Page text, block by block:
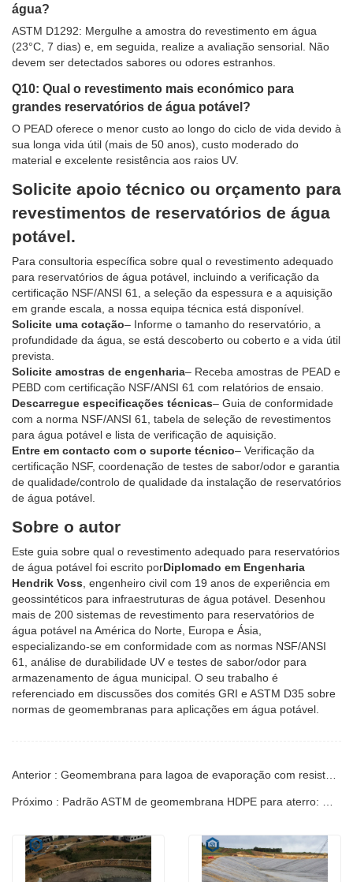
água?
ASTM D1292: Mergulhe a amostra do revestimento em água
(23°C, 7 dias) e, em seguida, realize a avaliação sensorial. Não
devem ser detectados sabores ou odores estranhos.
Q10: Qual o revestimento mais económico para
grandes reservatórios de água potável?
O PEAD oferece o menor custo ao longo do ciclo de vida devido à
sua longa vida útil (mais de 50 anos), custo moderado do
material e excelente resistência aos raios UV.
Solicite apoio técnico ou orçamento para
revestimentos de reservatórios de água
potável.
Para consultoria específica sobre qual o revestimento adequado
para reservatórios de água potável, incluindo a verificação da
certificação NSF/ANSI 61, a seleção da espessura e a aquisição
em grande escala, a nossa equipa técnica está disponível.
Solicite uma cotação– Informe o tamanho do reservatório, a
profundidade da água, se está descoberto ou coberto e a vida útil
prevista.
Solicite amostras de engenharia– Receba amostras de PEAD e
PEBD com certificação NSF/ANSI 61 com relatórios de ensaio.
Descarregue especificações técnicas– Guia de conformidade
com a norma NSF/ANSI 61, tabela de seleção de revestimentos
para água potável e lista de verificação de aquisição.
Entre em contacto com o suporte técnico– Verificação da
certificação NSF, coordenação de testes de sabor/odor e garantia
de qualidade/controlo de qualidade da instalação de reservatórios
de água potável.
Sobre o autor
Este guia sobre qual o revestimento adequado para reservatórios
de água potável foi escrito porDiplomado em Engenharia
Hendrik Voss , engenheiro civil com 19 anos de experiência em
geossintéticos para infraestruturas de água potável. Desenhou
mais de 200 sistemas de revestimento para reservatórios de
água potável na América do Norte, Europa e Ásia,
especializando-se em conformidade com as normas NSF/ANSI
61, análise de durabilidade UV e testes de sabor/odor para
armazenamento de água municipal. O seu trabalho é
referenciado em discussões dos comités GRI e ASTM D35 sobre
normas de geomembranas para aplicações em água potável.